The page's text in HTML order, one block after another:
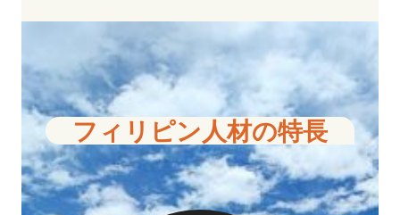
フィリピン人材の特長